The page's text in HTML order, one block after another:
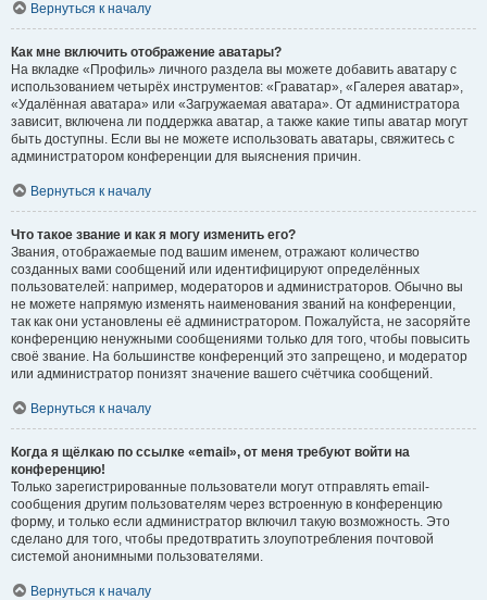
Вернуться к началу
Как мне включить отображение аватары?
На вкладке «Профиль» личного раздела вы можете добавить аватару с
использованием четырёх инструментов: «Граватар», «Галерея аватар»,
«Удалённая аватара» или «Загружаемая аватара». От администратора
зависит, включена ли поддержка аватар, а также какие типы аватар могут
быть доступны. Если вы не можете использовать аватары, свяжитесь с
администратором конференции для выяснения причин.
Вернуться к началу
Что такое звание и как я могу изменить его?
Звания, отображаемые под вашим именем, отражают количество
созданных вами сообщений или идентифицируют определённых
пользователей: например, модераторов и администраторов. Обычно вы
не можете напрямую изменять наименования званий на конференции,
так как они установлены её администратором. Пожалуйста, не засоряйте
конференцию ненужными сообщениями только для того, чтобы повысить
своё звание. На большинстве конференций это запрещено, и модератор
или администратор понизят значение вашего счётчика сообщений.
Вернуться к началу
Когда я щёлкаю по ссылке «email», от меня требуют войти на
конференцию!
Только зарегистрированные пользователи могут отправлять email-
сообщения другим пользователям через встроенную в конференцию
форму, и только если администратор включил такую возможность. Это
сделано для того, чтобы предотвратить злоупотребления почтовой
системой анонимными пользователями.
Вернуться к началу